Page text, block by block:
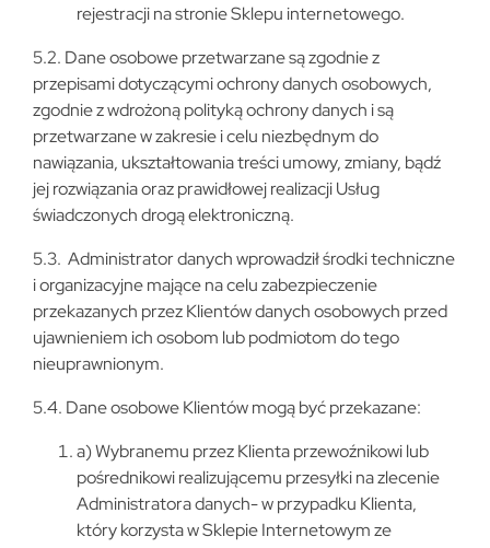
rejestracji na stronie Sklepu internetowego.
5.2. Dane osobowe przetwarzane są zgodnie z
przepisami dotyczącymi ochrony danych osobowych,
zgodnie z wdrożoną polityką ochrony danych i są
przetwarzane w zakresie i celu niezbędnym do
nawiązania, ukształtowania treści umowy, zmiany, bądź
jej rozwiązania oraz prawidłowej realizacji Usług
świadczonych drogą elektroniczną.
5.3. Administrator danych wprowadził środki techniczne
i organizacyjne mające na celu zabezpieczenie
przekazanych przez Klientów danych osobowych przed
ujawnieniem ich osobom lub podmiotom do tego
nieuprawnionym.
5.4. Dane osobowe Klientów mogą być przekazane:
a) Wybranemu przez Klienta przewoźnikowi lub
pośrednikowi realizującemu przesyłki na zlecenie
Administratora danych- w przypadku Klienta,
który korzysta w Sklepie Internetowym ze